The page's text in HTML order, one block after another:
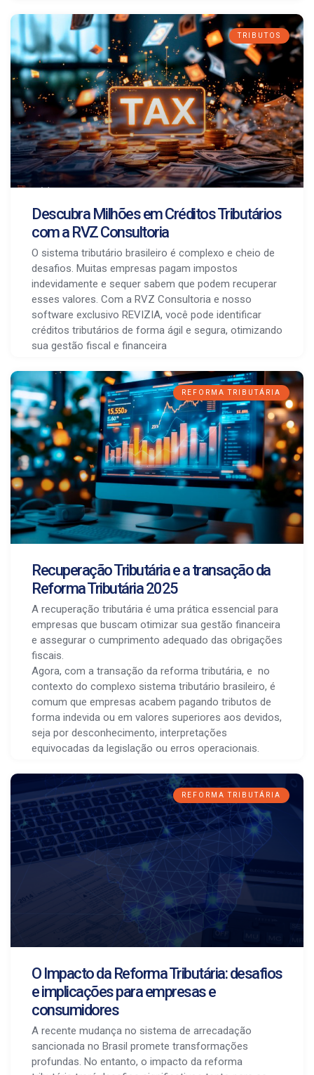
TRIBUTOS
Descubra Milhões em Créditos Tributários
com a RVZ Consultoria
O sistema tributário brasileiro é complexo e cheio de
desafios. Muitas empresas pagam impostos
indevidamente e sequer sabem que podem recuperar
esses valores. Com a RVZ Consultoria e nosso
software exclusivo REVIZIA, você pode identificar
créditos tributários de forma ágil e segura, otimizando
sua gestão fiscal e financeira
REFORMA TRIBUTÁRIA
Recuperação Tributária e a transação da
Reforma Tributária 2025
A recuperação tributária é uma prática essencial para
empresas que buscam otimizar sua gestão financeira
e assegurar o cumprimento adequado das obrigações
fiscais.
Agora, com a transação da reforma tributária, e no
contexto do complexo sistema tributário brasileiro, é
comum que empresas acabem pagando tributos de
forma indevida ou em valores superiores aos devidos,
seja por desconhecimento, interpretações
equivocadas da legislação ou erros operacionais.
REFORMA TRIBUTÁRIA
O Impacto da Reforma Tributária: desafios
e implicações para empresas e
consumidores
A recente mudança no sistema de arrecadação
sancionada no Brasil promete transformações
profundas. No entanto, o impacto da reforma